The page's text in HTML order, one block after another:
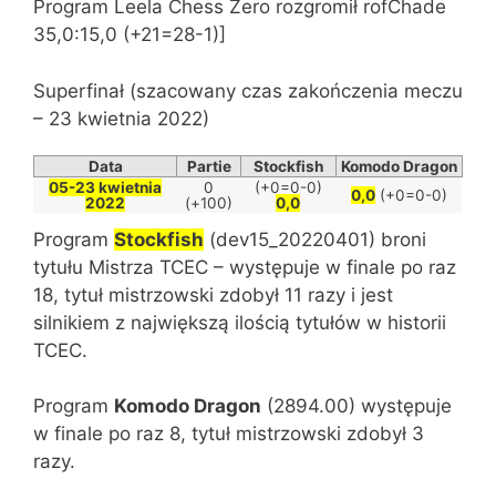
Program Leela Chess Zero rozgromił rofChade
35,0:15,0 (+21=28-1)]
Superfinał (szacowany czas zakończenia meczu
– 23 kwietnia 2022)
Data Partie Stockfish
Komodo Dragon
05-23 kwietnia
2022
0
(+100)
(+0=0-0)
0,0
0,0(+0=0-0)
Program Stockfish (dev15_20220401) broni
tytułu Mistrza TCEC – występuje w finale po raz
18, tytuł mistrzowski zdobył 11 razy i jest
silnikiem z największą ilością tytułów w historii
TCEC.
Program Komodo Dragon (2894.00) występuje
w finale po raz 8, tytuł mistrzowski zdobył 3
razy.